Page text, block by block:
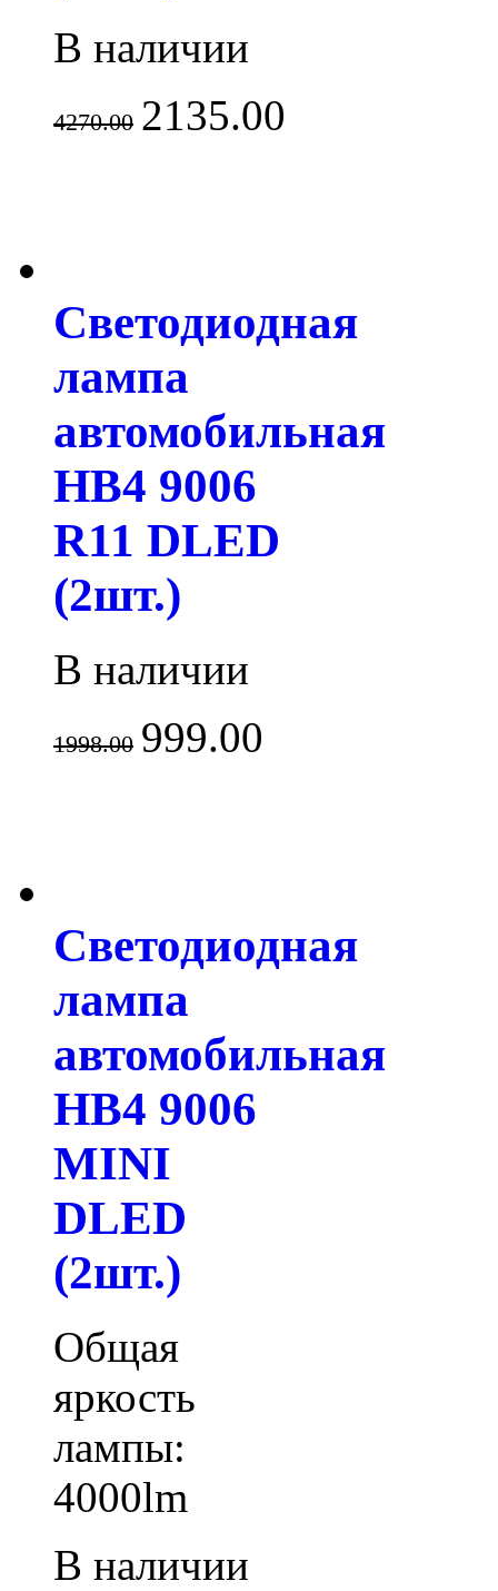
В наличии
4270.00 2135.00
Светодиодная
лампа
автомобильная
HB4 9006
R11 DLED
(2шт.)
В наличии
1998.00 999.00
Светодиодная
лампа
автомобильная
HB4 9006
MINI
DLED
(2шт.)
Общая
яркость
лампы:
4000lm
В наличии